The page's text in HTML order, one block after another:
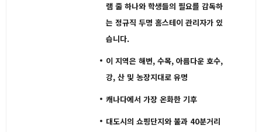
램 줄 하나와 학생들의 필요를 감독하
는 정규직 두명 홈스테이 관리자가 있
습니다.
이 지역은 해변, 수목, 아름다운 호수,
강, 산 및 농장지대로 유명
캐나다에서 가장 온화한 기후
대도시의 쇼핑단지와 불과 40분거리